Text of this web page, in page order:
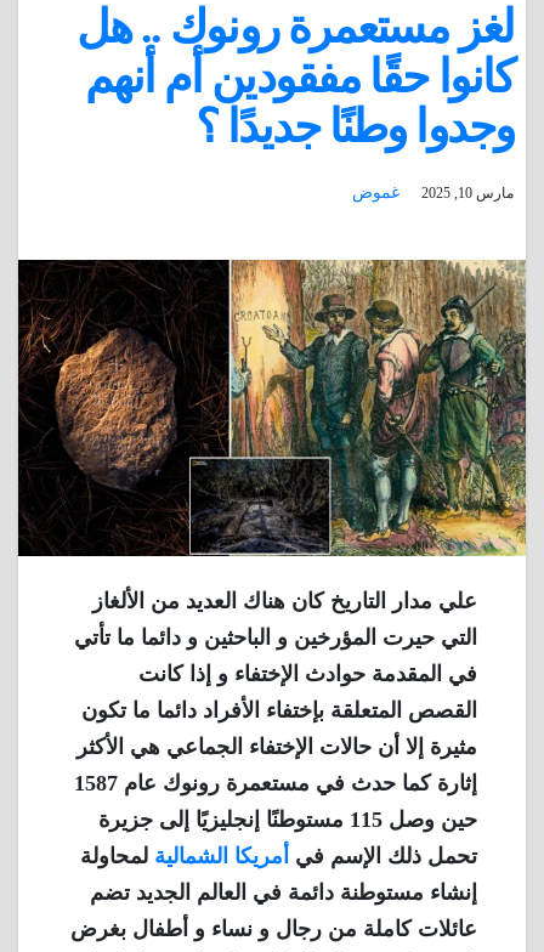
لغز مستعمرة رونوك .. هل
كانوا حقًا مفقودين أم أنهم
وجدوا وطنًا جديدًا ؟
مارس 10, 2025 غموض
علي مدار التاريخ كان هناك العديد من الألغاز
التي حيرت المؤرخين و الباحثين و دائما ما تأتي
في المقدمة حوادث الإختفاء و إذا كانت
القصص المتعلقة بإختفاء الأفراد دائما ما تكون
مثيرة إلا أن حالات الإختفاء الجماعي هي الأكثر
إثارة كما حدث في مستعمرة رونوك عام 1587
حين وصل 115 مستوطنًا إنجليزيًا إلى جزيرة
تحمل ذلك الإسم في أمريكا الشمالية لمحاولة
إنشاء مستوطنة دائمة في العالم الجديد تضم
عائلات كاملة من رجال و نساء و أطفال بغرض